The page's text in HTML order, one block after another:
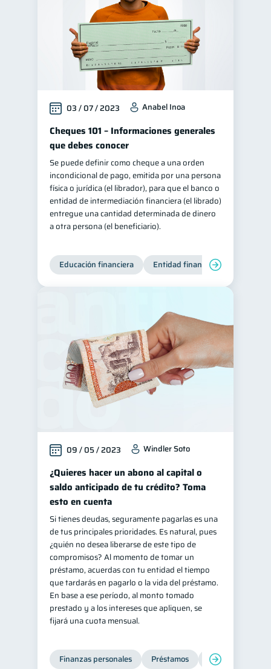
03 / 07 / 2023 Anabel Inoa
Cheques 101 – Informaciones generales
que debes conocer
Se puede definir como cheque a una orden
incondicional de pago, emitida por una persona
física o jurídica (el librador), para que el banco o
entidad de intermediación financiera (el librado)
entregue una cantidad determinada de dinero
a otra persona (el beneficiario).
Educación financiera Entidad financiera
09 / 05 / 2023 Windler Soto
¿Quieres hacer un abono al capital o
saldo anticipado de tu crédito? Toma
esto en cuenta
Si tienes deudas, seguramente pagarlas es una
de tus principales prioridades. Es natural, pues
¿quién no desea liberarse de este tipo de
compromisos? Al momento de tomar un
préstamo, acuerdas con tu entidad el tiempo
que tardarás en pagarlo o la vida del préstamo.
En base a ese período, al monto tomado
prestado y a los intereses que apliquen, se
fijará una cuota mensual.
Finanzas personales Préstamos Productos